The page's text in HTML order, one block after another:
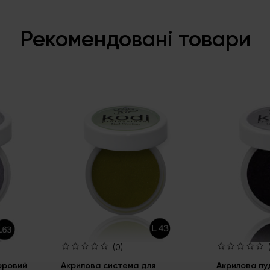
Рекомендовані товари
(0)
Акрилова система для
Акрилова